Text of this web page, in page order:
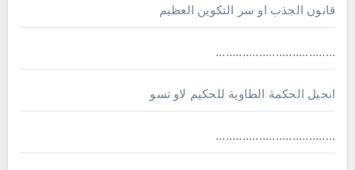
قانون الجذب او سر التكوين العظيم
....................................
انجيل الحكمة الطاوية للحكيم لاو تسو
....................................